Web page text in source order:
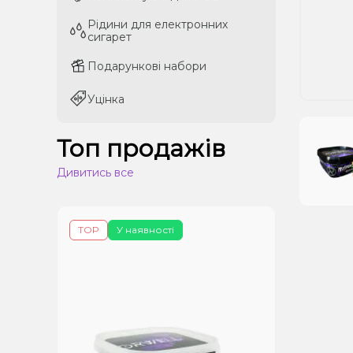
Рідини для електронних
сигарет
Подарункові набори
Уцінка
Рідини для електронних
сигарет
Подарункові набори
Уцінка
Топ продажів
Дивитись все
У наявності
TOP